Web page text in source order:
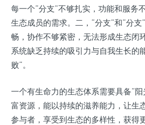
每一个“分支”不够扎实，功能和服务
生态成员的需求。二，“分支”和“分支
畅，协作不够紧密，无法形成生态闭
系统缺乏持续的吸引力与自我生长的
败”。
一个有生命力的生态体系需要具备“阳
富资源，能以持续的滋养能力，让生
参与者，享受到生态的多样性，获得